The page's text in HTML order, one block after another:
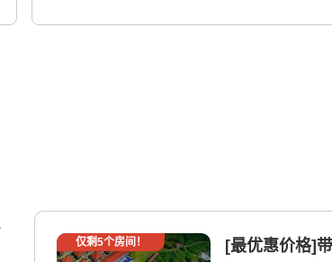
仅剩5个房间！ [最优惠价格]